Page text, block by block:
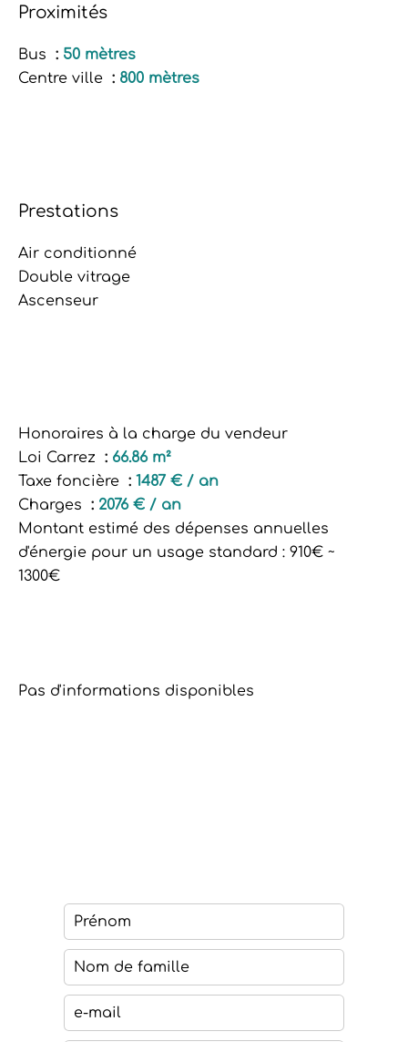
Proximités
Bus
50 mètres
Centre ville
800 mètres
Prestations
Air conditionné
Double vitrage
Ascenseur
Honoraires à la charge du vendeur
Loi Carrez
66.86 m²
Taxe foncière
1487 € / an
Charges
2076 € / an
Montant estimé des dépenses annuelles
d'énergie pour un usage standard : 910€ ~
1300€
Pas d'informations disponibles